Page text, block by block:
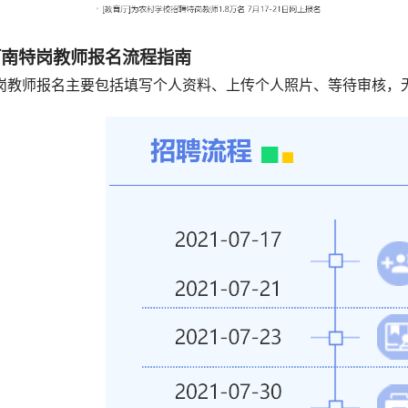
特岗教师报名流程指南
教师报名主要包括填写个人资料、上传个人照片、等待审核，